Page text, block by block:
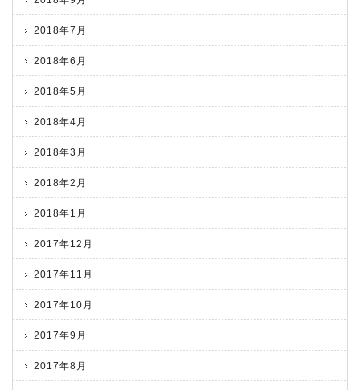
2018年7月
2018年6月
2018年5月
2018年4月
2018年3月
2018年2月
2018年1月
2017年12月
2017年11月
2017年10月
2017年9月
2017年8月